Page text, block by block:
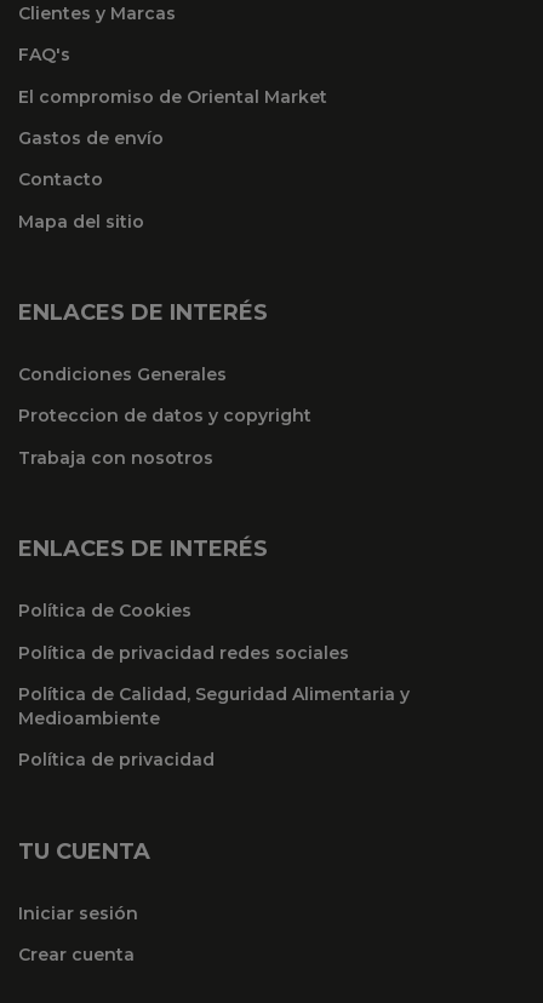
Clientes y Marcas
FAQ's
El compromiso de Oriental Market
Gastos de envío
Contacto
Mapa del sitio
ENLACES DE INTERÉS
Condiciones Generales
Proteccion de datos y copyright
Trabaja con nosotros
ENLACES DE INTERÉS
Política de Cookies
Política de privacidad redes sociales
Política de Calidad, Seguridad Alimentaria y
Medioambiente
Política de privacidad
TU CUENTA
Iniciar sesión
Crear cuenta